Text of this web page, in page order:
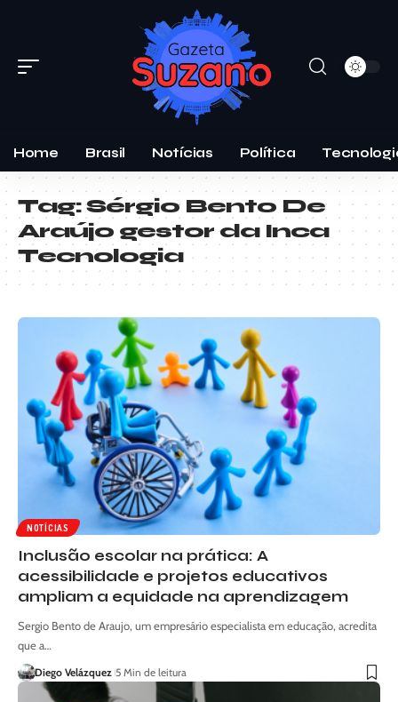
Home Brasil Notícias Política
Tag:Sérgio Bento De
Araújo gestor da Inca
Tecnologia
NOTÍCIAS
Inclusão escolar na prática: A
acessibilidade e projetos educativos
ampliam a equidade na aprendizagem
Sergio Bento de Araujo, um empresário especialista em educação, acredita
que a…
Diego Velázquez 5 Min de leitura